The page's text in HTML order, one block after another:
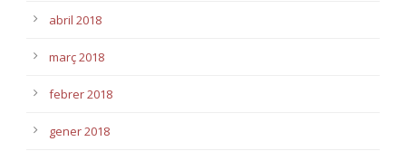
abril 2018
març 2018
febrer 2018
gener 2018